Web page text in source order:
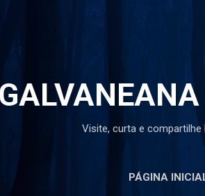
Visite, curta e compartilhe
PÁGINA